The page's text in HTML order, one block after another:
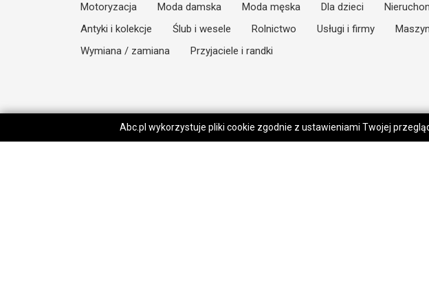
Motoryzacja Moda damska Moda męska Dla dzieci
Antyki i kolekcje
Ślub i wesele Rolnictwo Usługi i firmy
Wymiana / zamiana
Przyjaciele i randki
Abc.pl wykorzystuje pliki cookie zgodnie z ustawieniami Twojej